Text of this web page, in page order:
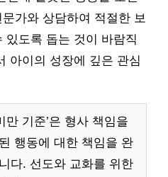
가와 상담하여 적절한 보
있도록 돕는 것이 바람직
아이의 성장에 깊은 관심
만 기준’은 형사 책임을
행동에 대한 책임을 완
다. 선도와 교화를 위한